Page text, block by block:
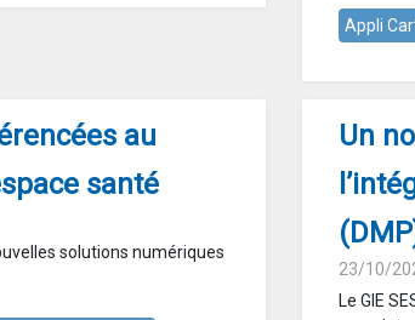
Appli
au
santé
solutions numériques
Un
23/10/
Le GIE